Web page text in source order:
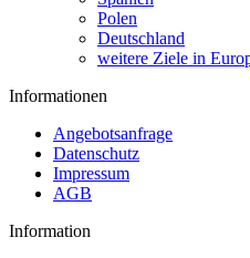
Polen
Deutschland
weitere Ziele in
Informationen
Angebotsanfrage
Datenschutz
Impressum
AGB
Information